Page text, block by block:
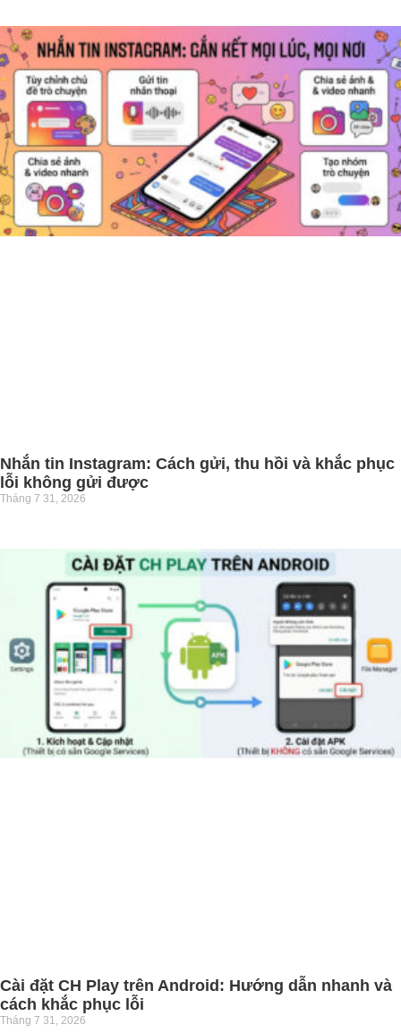
Nhắn tin Instagram: Cách gửi, thu hồi và khắc phục
lỗi không gửi được
Tháng 7 31, 2026
Cài đặt CH Play trên Android: Hướng dẫn nhanh và
cách khắc phục lỗi
Tháng 7 31, 2026